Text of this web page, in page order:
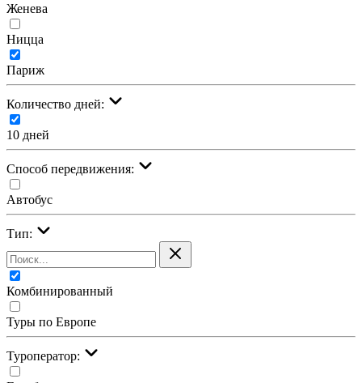
Женева
Ницца
Париж
Количество дней:
10 дней
Cпособ передвижения:
Автобус
Тип:
Комбинированный
Туры по Европе
Туроператор: